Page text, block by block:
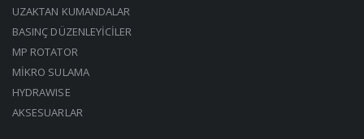
UZAKTAN KUMANDALAR
BASINÇ DÜZENLEYİCİLER
MP ROTATOR
MİKRO SULAMA
HYDRAWISE
AKSESUARLAR